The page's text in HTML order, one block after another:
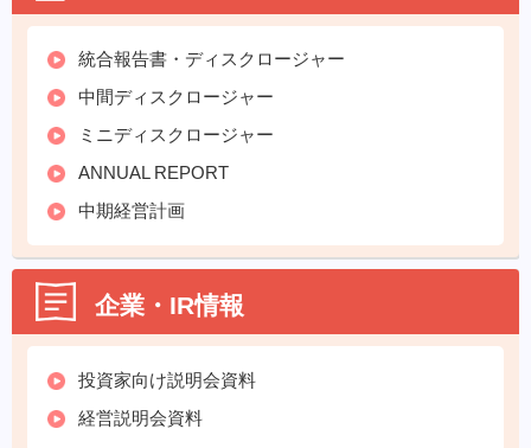
統合報告書・ディスクロージャー
中間ディスクロージャー
ミニディスクロージャー
ANNUAL REPORT
中期経営計画
企業・IR情報
投資家向け説明会資料
経営説明会資料